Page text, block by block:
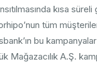
kısa
tüm
bu
Mağazacılık A.Ş.